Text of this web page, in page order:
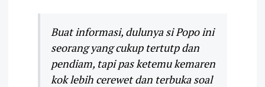
Buat informasi, dulunya si Popo ini
seorang yang cukup tertutp dan
pendiam, tapi pas ketemu kemaren
kok lebih cerewet dan terbuka soal